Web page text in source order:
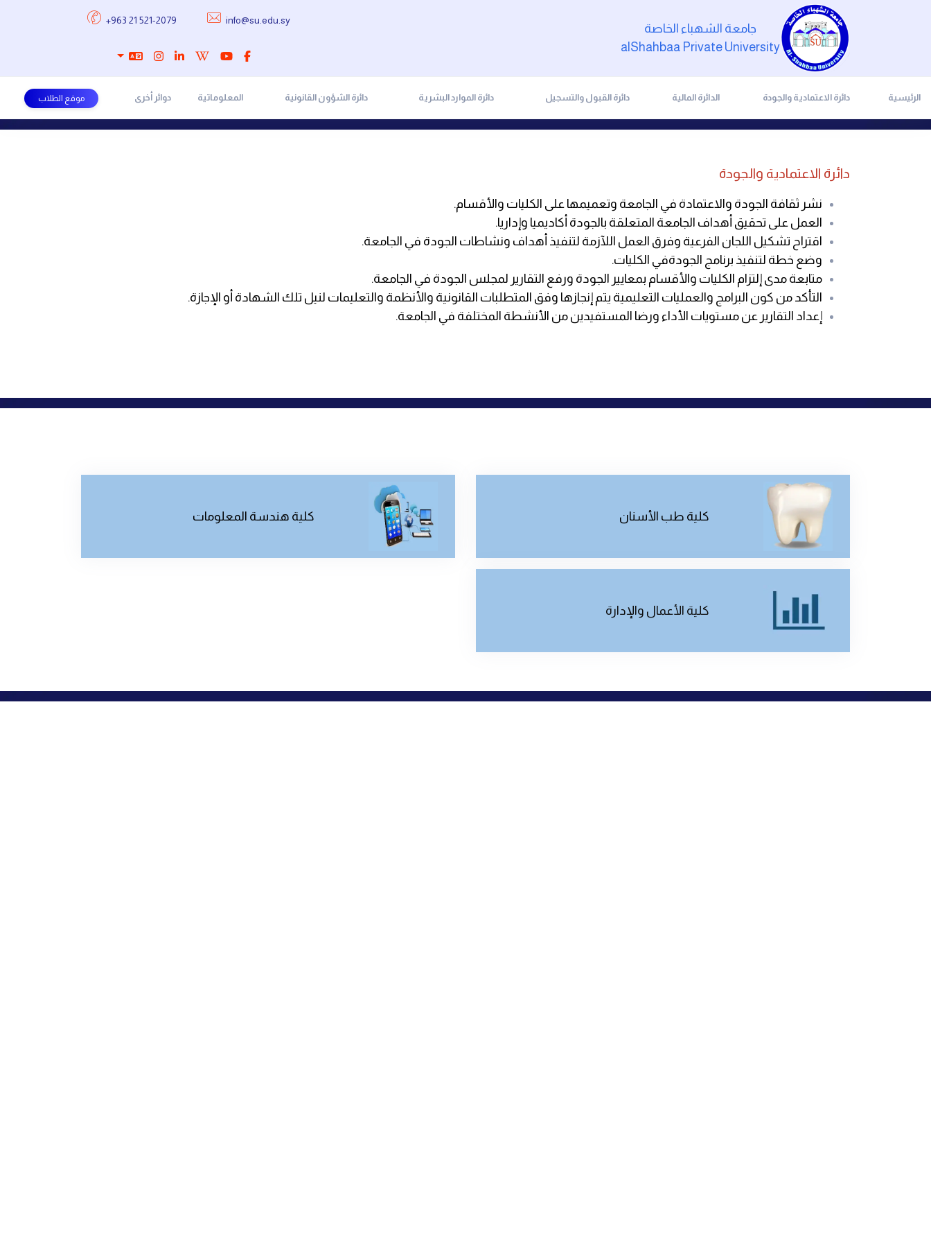
جامعة الشهباء الخاصة
alShahbaa Private University
info@su.edu.sy
+963 21 521-2079
الرئيسية دائرة الاعتمادية والجودة الدائرة المالية دائرة القبول والتسجيل دائرة الموارد البشرية دائرة الشؤون القانونية المعلوماتية دوائر أخرى موقع الطلاب
دائرة الاعتمادية والجودة
نشر ثقافة الجودة والاعتمادة في الجامعة وتعميمها على الكليات والأقسام.
العمل على تحقيق أهداف الجامعة المتعلقة بالجودة أكاديميا وإداريا.
اقتراح تشكيل اللجان الفرعية وفرق العمل اللآزمة لتنفيذ أهداف ونشاطات الجودة في الجامعة.
وضع خطة لتنفيذ برنامج الجودةفي الكليات.
متابعة مدى إلتزام الكليات والأقسام بمعايير الجودة ورفع التقارير لمجلس الجودة في الجامعة.
التأكد من كون البرامج والعمليات التعليمية يتم إنجازها وفق المتطلبات القانونية والأنظمة والتعليمات لنيل تلك الشهادة أو الإجازة.
إعداد التقارير عن مستويات الأداء ورضا المستفيدين من الأنشطة المختلفة في الجامعة.
كلية طب الأسنان كلية هندسة المعلومات
كلية الأعمال والإدارة